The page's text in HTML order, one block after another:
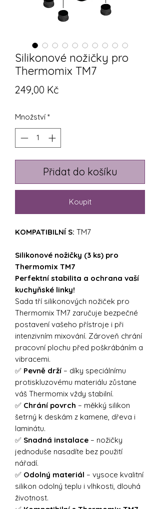
Silikonové nožičky pro
Thermomix TM7
249,00 KčCena
Množství *
Přidat do košíku
Koupit
KOMPATIBILNÍ S: TM7
Silikonové nožičky (3 ks) pro
Thermomix TM7
Perfektní stabilita a ochrana vaší
kuchyňské linky!
Sada tří silikonových nožiček pro
Thermomix TM7 zaručuje bezpečné
postavení vašeho přístroje i při
intenzivním mixování. Zároveň chrání
pracovní plochu před poškrábáním a
vibracemi.
✅ Pevně drží – díky speciálnímu
protiskluzovému materiálu zůstane
váš Thermomix vždy stabilní.
✅ Chrání povrch – měkký silikon
šetrný k deskám z kamene, dřeva i
laminátu.
✅ Snadná instalace – nožičky
jednoduše nasadíte bez použití
nářadí.
✅ Odolný materiál – vysoce kvalitní
silikon odolný teplu i vlhkosti, dlouhá
životnost.